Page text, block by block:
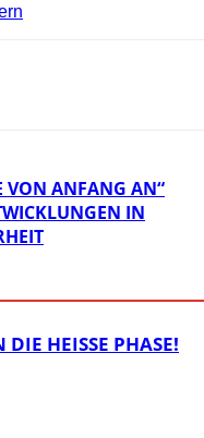
VON ANFANG AN“
IN
HEISSE PHASE!